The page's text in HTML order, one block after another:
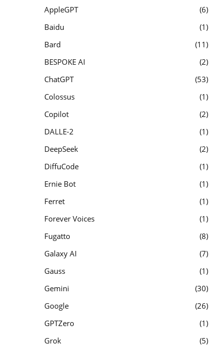
AppleGPT
6
Baidu
1
Bard
11
BESPOKE AI
2
ChatGPT
53
Colossus
1
Copilot
2
DALLE-2
1
DeepSeek
2
DiffuCode
1
Ernie Bot
1
Ferret
1
Forever Voices
1
Fugatto
8
Galaxy AI
7
Gauss
1
Gemini
30
Google
26
GPTZero
1
Grok
5